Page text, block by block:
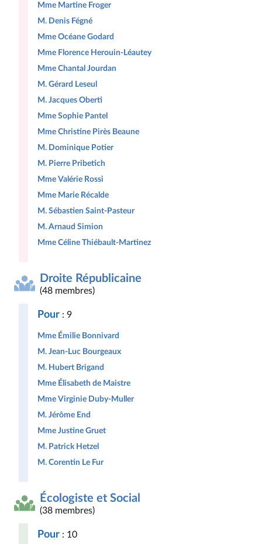
Mme Martine Froger
M. Denis Fégné
Mme Océane Godard
Mme Florence Herouin-Léautey
Mme Chantal Jourdan
M. Gérard Leseul
M. Jacques Oberti
Mme Sophie Pantel
Mme Christine Pirès Beaune
M. Dominique Potier
M. Pierre Pribetich
Mme Valérie Rossi
Mme Marie Récalde
M. Sébastien Saint-Pasteur
M. Arnaud Simion
Mme Céline Thiébault-Martinez
Droite Républicaine
(48 membres)
Pour : 9
Mme Émilie Bonnivard
M. Jean-Luc Bourgeaux
M. Hubert Brigand
Mme Élisabeth de Maistre
Mme Virginie Duby-Muller
M. Jérôme End
Mme Justine Gruet
M. Patrick Hetzel
M. Corentin Le Fur
Écologiste et Social
(38 membres)
Pour : 10